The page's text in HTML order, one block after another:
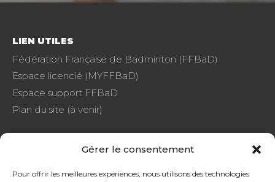
Gérer le consentement
Pour offrir les meilleures expériences, nous utilisons des technologies
LIEN UTILES
Fédération Française de Badminton (FFBaD)
Espace licencié (MYFFBaD)
Espace support FFBaD
Plan du site (à venir)
FAQ